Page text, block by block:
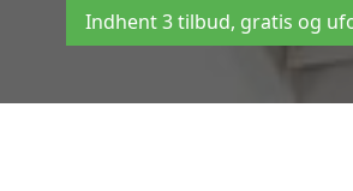
Indhent 3 tilbud, gratis og